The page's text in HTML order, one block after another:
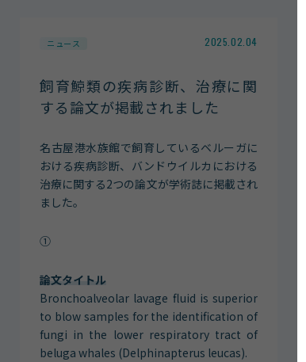
水族館の周辺施設
館内案内
イベント紹介
体験学習プログラム
海の仲間たち
ショップ・レストラン
ニュース 2025.02.04
飼育鯨類の疾病診断、治療に関
する論文が掲載されました
名古屋港水族館で飼育しているベルーガに
おける疾病診断、バンドウイルカにおける
治療に関する2つの論文が学術誌に掲載され
ました。
①
論文タイトル
Bronchoalveolar lavage fluid is superior
to blow samples for the identification of
fungi in the lower respiratory tract of
beluga whales (Delphinapterus leucas).